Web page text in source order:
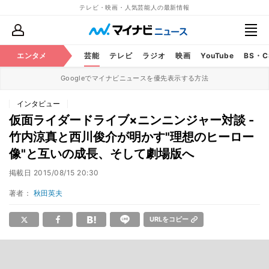
テレビ・映画・人気芸能人の最新情報
エンタメ 芸能 テレビ ラジオ 映画 YouTube BS・
Googleでマイナビニュースを優先表示する方法
インタビュー
仮面ライダードライブ×ニンニンジャー対談 -
竹内涼真と西川俊介が明かす"理想のヒーロー
像"と互いの成長、そして劇場版へ
掲載日 2015/08/15 20:30
著者： 秋田英夫
URLをコピー